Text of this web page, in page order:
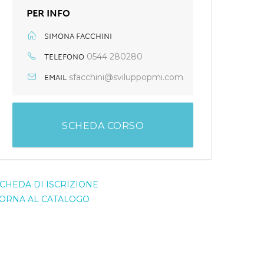
PER INFO
SIMONA FACCHINI
TELEFONO 0544 280280
EMAIL sfacchini@sviluppopmi.com
SCHEDA CORSO
DI ISCRIZIONE
AL CATALOGO